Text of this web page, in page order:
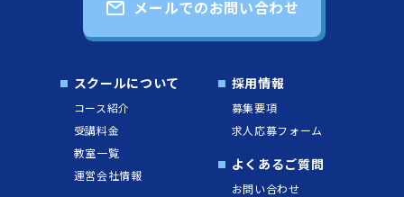
メールでのお問い合わせ
スクールについて
コース紹介
受講料金
教室一覧
運営会社情報
採用情報
募集要項
求人応募フォーム
よくあるご質問
お問い合わせ